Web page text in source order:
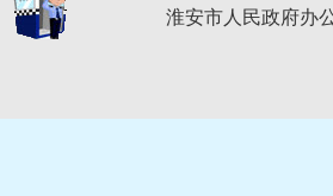
淮安市人民政府办